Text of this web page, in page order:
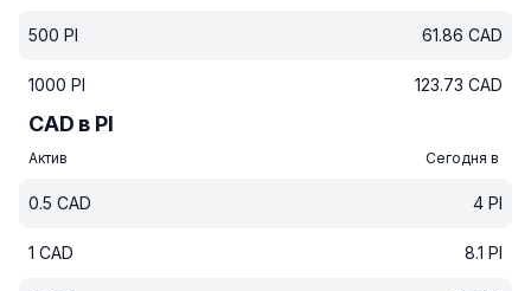
500 PI 61.86 CAD
1000 PI 123.73 CAD
CAD в PI
Актив Сегодня в
0.5 CAD 4 PI
1 CAD 8.1 PI